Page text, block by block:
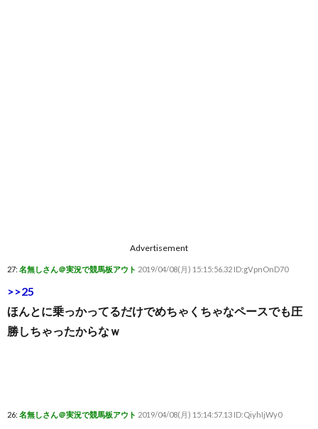
Advertisement
27: 名無しさん＠実況で競馬板アウト 2019/04/08(月) 15:15:56.32 ID:gVpnOnD70
>>25
ほんとに乗っかってるだけでめちゃくちゃなペースでも圧
勝しちゃったからなｗ
26: 名無しさん＠実況で競馬板アウト 2019/04/08(月) 15:14:57.13 ID:QiyhIjWy0